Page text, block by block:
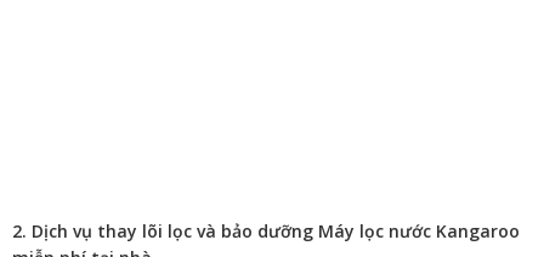
2. Dịch vụ thay lõi lọc và bảo dưỡng Máy lọc nước Kangaroo